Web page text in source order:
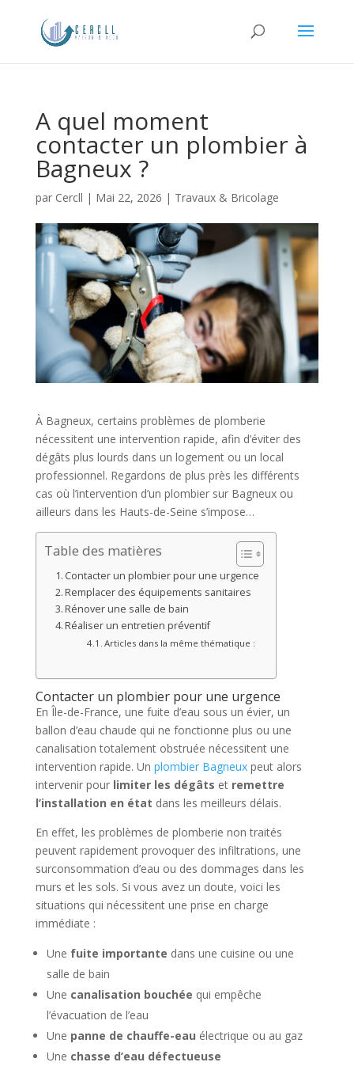
A quel moment
contacter un plombier à
Bagneux ?
par Cercll | Mai 22, 2026 | Travaux & Bricolage
À Bagneux, certains problèmes de plomberie
nécessitent une intervention rapide, afin d’éviter des
dégâts plus lourds dans un logement ou un local
professionnel. Regardons de plus près les différents
cas où l’intervention d’un plombier sur Bagneux ou
ailleurs dans les Hauts-de-Seine s’impose…
Table des matières
Contacter un plombier pour une urgence
Remplacer des équipements sanitaires
Rénover une salle de bain
Réaliser un entretien préventif
Articles dans la même thématique :
Contacter un plombier pour une urgence
En Île-de-France, une fuite d’eau sous un évier, un
ballon d’eau chaude qui ne fonctionne plus ou une
canalisation totalement obstruée nécessitent une
intervention rapide. Un plombier Bagneuxpeut alors
intervenir pour limiter les dégâts et remettre
l’installation en état dans les meilleurs délais.
En effet, les problèmes de plomberie non traités
peuvent rapidement provoquer des infiltrations, une
surconsommation d’eau ou des dommages dans les
murs et les sols. Si vous avez un doute, voici les
situations qui nécessitent une prise en charge
immédiate :
Une fuite importante dans une cuisine ou une
salle de bain
Une canalisation bouchée qui empêche
l’évacuation de l’eau
Une panne de chauffe-eau électrique ou au gaz
Une chasse d’eau défectueuse